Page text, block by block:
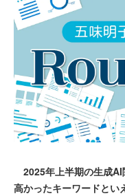
2025年上半期の生成AI
高かったキーワードと